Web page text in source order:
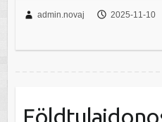
admin.novaj 2025-11-10